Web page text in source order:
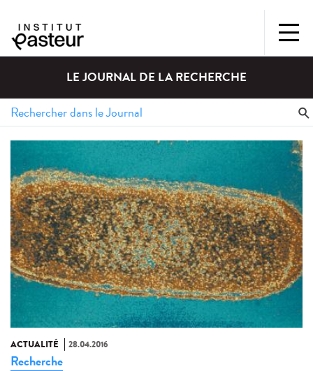
LE JOURNAL DE LA RECHERCHE
ACTUALITÉ 28.04.2016
Recherche